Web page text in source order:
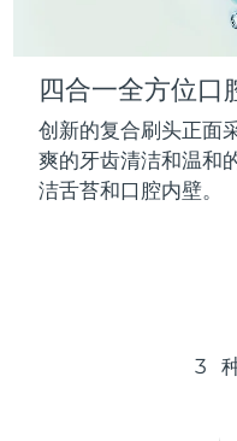
四合一全方位口
创新的复合刷头正面
爽的牙齿清洁和温和
洁舌苔和口腔内壁。
3
泽西岛
哈萨克斯坦